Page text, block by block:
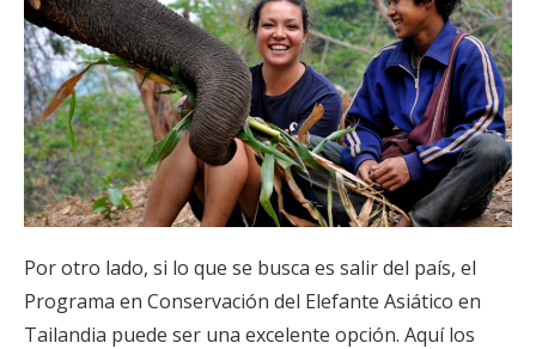
Por otro lado, si lo que se busca es salir del país, el
Programa en Conservación del Elefante Asiático en
Tailandia puede ser una excelente opción. Aquí los